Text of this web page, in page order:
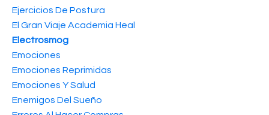
Ejercicios De Postura
El Gran Viaje Academia Heal
Electrosmog
Emociones
Emociones Reprimidas
Emociones Y Salud
Enemigos Del Sueño